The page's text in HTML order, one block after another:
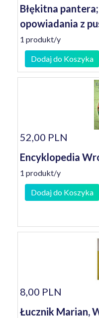
Błękitna
opowiadania z
1 produkt/y
Dodaj do Koszyka
52,00 PLN
Encyklopedia
1 produkt/y
Dodaj do Koszyka
8,00 PLN
Łucznik Marian,